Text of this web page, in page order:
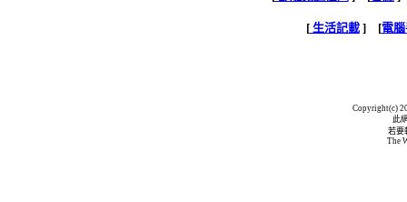
[生活記載] [電
Copyright(c)
此
若要
The